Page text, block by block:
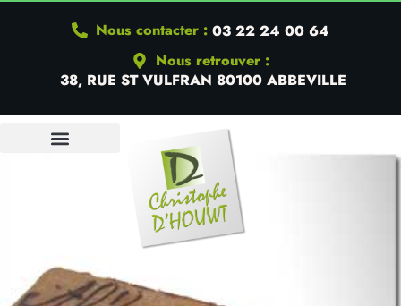
Nous contacter : 03 22 24 00 64
Nous retrouver :
38, RUE ST VULFRAN 80100 ABBEVILLE